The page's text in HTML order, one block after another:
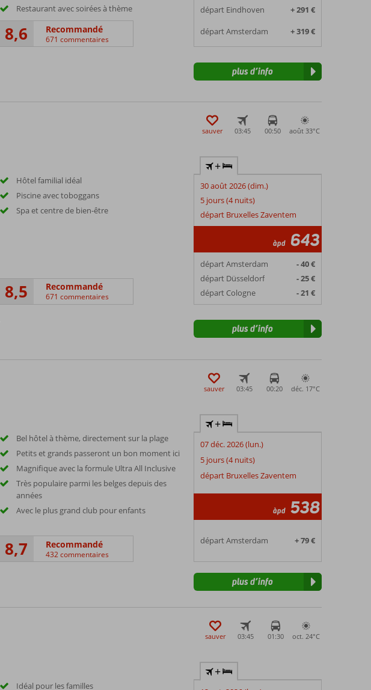
Restaurant avec soirées à thème
8,6 Recommandé
671 commentaires
départ Eindhoven + 291 €
départ Amsterdam + 319 €
plus d’info
sauver 03:45 00:50 août 33°C
Hôtel familial idéal
Piscine avec toboggans
Spa et centre de bien-être
8,5 Recommandé
671 commentaires
+
30 août 2026 (dim.)
5 jours (4 nuits)
départ Bruxelles Zaventem
àpd 643
départ Amsterdam
- 40 €
départ Düsseldorf
- 25 €
départ Cologne
- 21 €
plus d’info
sauver 03:45 00:20 déc. 17°C
Bel hôtel à thème, directement sur la plage
Petits et grands passeront un bon moment ici
Magnifique avec la formule Ultra All Inclusive
Très populaire parmi les belges depuis des
années
Avec le plus grand club pour enfants
8,7 Recommandé
432 commentaires
+
07 déc. 2026 (lun.)
5 jours (4 nuits)
départ Bruxelles Zaventem
àpd 538
départ Amsterdam + 79 €
plus d’info
sauver 03:45 01:30 oct. 24°C
Idéal pour les familles
+